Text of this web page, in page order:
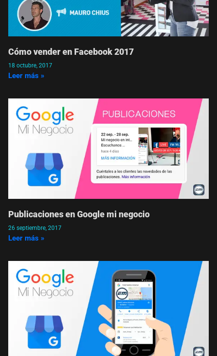
Cómo vender en Facebook 2017
18 octubre, 2017
Leer más »
Publicaciones en Google mi negocio
26 septiembre, 2017
Leer más »